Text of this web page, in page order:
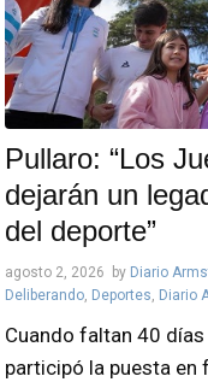
Pullaro: “Los
dejarán un
del deporte”
agosto 2, 2026 by Diario
Deliberando, Deportes, Diario
Cuando faltan 40
participó la puesta